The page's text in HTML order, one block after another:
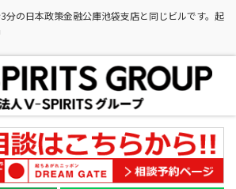
分の日本政策金融公庫池袋支店と同じビルです。起